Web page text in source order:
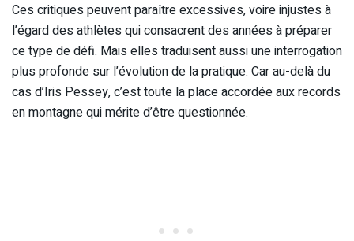
Ces critiques peuvent paraître excessives, voire injustes à
l’égard des athlètes qui consacrent des années à préparer
ce type de défi. Mais elles traduisent aussi une interrogation
plus profonde sur l’évolution de la pratique. Car au-delà du
cas d’Iris Pessey, c’est toute la place accordée aux records
en montagne qui mérite d’être questionnée.